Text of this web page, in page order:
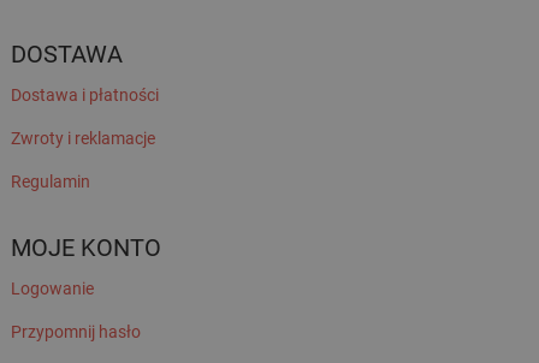
DOSTAWA
Dostawa i płatności
Zwroty i reklamacje
Regulamin
MOJE KONTO
Logowanie
Przypomnij hasło